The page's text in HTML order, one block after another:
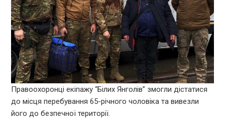
Правоохоронці екіпажу “Білих Янголів” змогли дістатися
до місця перебування 65-річного чоловіка та вивезли
його до безпечної території.